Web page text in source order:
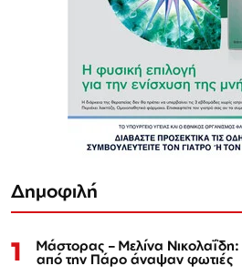
Δημοφιλή
1 Μάστορας – Μελίνα Νικολαΐδη:
από την Πάρο άναψαν φωτιές